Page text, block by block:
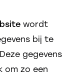
wordt
bij te
gegevens
om zo een